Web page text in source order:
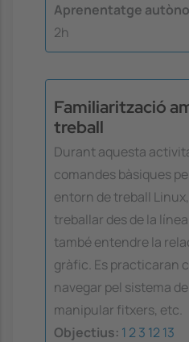
Aprenentatge
2h
Familiarització
treball
Durant aquesta
comandes bàsiques
entorn de treball
treballar des de la
també entendre la
gràfic. Es practicaran
navegar pel sistema
manipular fitxers, etc.
Objectius: 1 23 1213